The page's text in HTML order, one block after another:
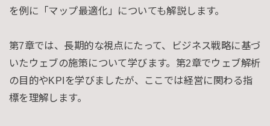
を例に「マップ最適化」についても解説します。
第7章では、長期的な視点にたって、ビジネス戦略に基づ
いたウェブの施策について学びます。第2章でウェブ解析
の目的やKPIを学びましたが、ここでは経営に関わる指
標を理解します。